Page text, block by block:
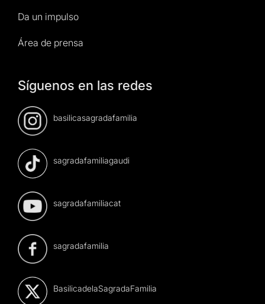
Da un impulso
Área de prensa
Síguenos en las redes
basilicasagradafamilia
sagradafamiliagaudi
sagradafamiliacat
sagradafamilia
BasilicadelaSagradaFamilia